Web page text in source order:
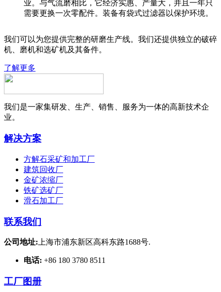
业。与气流磨相比，它经济实惠、产量大，并且一年只
需要更换一次零配件。装备有袋式过滤器以保护环境。
我们可以为您提供完整的研磨生产线。我们还提供独立的破碎
机、磨机和选矿机及其备件。
了解更多
我们是一家集研发、生产、销售、服务为一体的高新技术企
业。
解决方案
方解石采矿和加工厂
建筑回收厂
金矿浓缩厂
铁矿选矿厂
滑石加工厂
联系我们
公司地址: 上海市浦东新区高科东路1688号.
电话: +86 180 3780 8511
工厂图册